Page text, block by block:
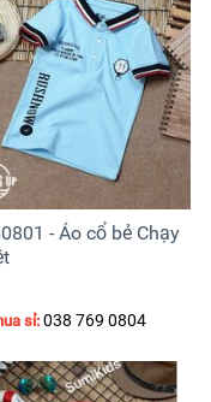
- Áo cổ bẻ Chạy
sỉ: 038 769 0804